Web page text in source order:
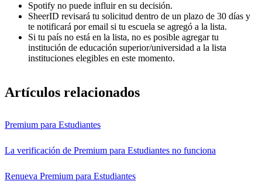
Spotify no puede influir en su decisión.
SheerID revisará tu solicitud dentro de un plazo de 30 días y
te notificará por email si tu escuela se agregó a la lista.
Si tu país no está en la lista, no es posible agregar tu
institución de educación superior/universidad a la lista
instituciones elegibles en este momento.
Artículos relacionados
Premium para Estudiantes
La verificación de Premium para Estudiantes no funciona
Renueva Premium para Estudiantes